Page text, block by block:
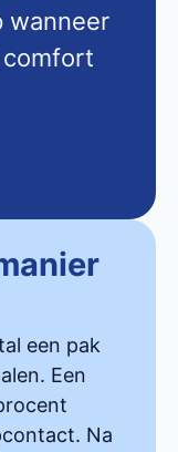
wanneer
een pak
Een
Na